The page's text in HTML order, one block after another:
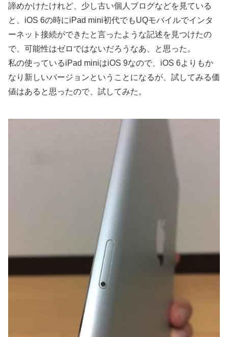
諦めかけたけれど、少し古い個人ブログなどを見ている
と、iOS 6の時にiPad mini初代でもUQモバイルでインタ
ーネット接続ができたと言ったような記述を見つけたの
で、可能性はゼロではないだろうなあ、と思った。
私の使っているiPad miniはiOS 9なので、iOS 6よりもか
なり新しいバージョンということになるが、試してみる価
値はあると思ったので、試してみた。